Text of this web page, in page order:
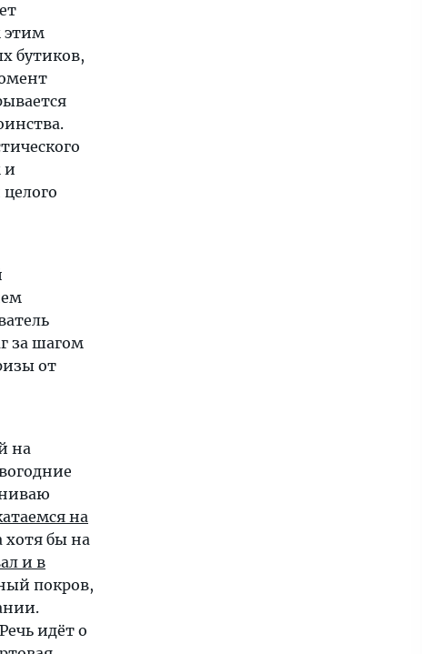
этим
бутиков,
и
за шагом
от
на
на
хотя бы на
и в
покров,
идёт о